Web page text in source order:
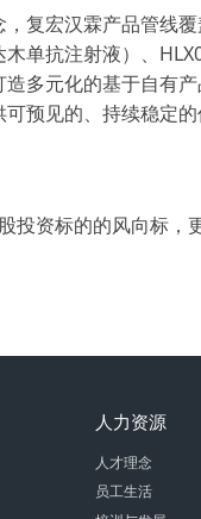
复宏汉霖产品管线
单抗注射液）、
多元化的基于自有
预见的、持续稳定
投资标的的风向标，
人力资源
人才理念
员工生活